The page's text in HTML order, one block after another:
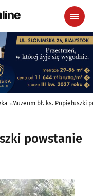
Muzeum bł. ks. Popiełuszki
powstanie